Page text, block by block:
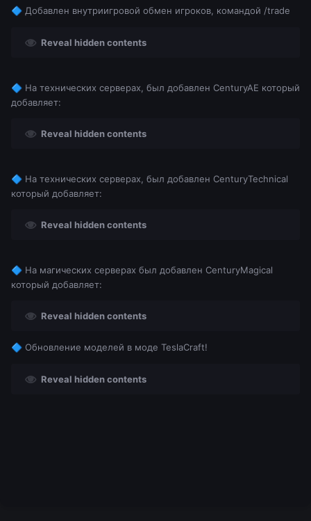
🔷 Добавлен внутриигровой обмен игроков, командой /trade
Reveal hidden contents
🔷 На технических серверах, был добавлен CenturyAE который
добавляет:
Reveal hidden contents
🔷 На технических серверах, был добавлен CenturyTechnical
который добавляет:
Reveal hidden contents
🔷 На магических серверах был добавлен CenturyMagical
который добавляет:
Reveal hidden contents
🔷 Обновление моделей в моде TeslaCraft!
Reveal hidden contents